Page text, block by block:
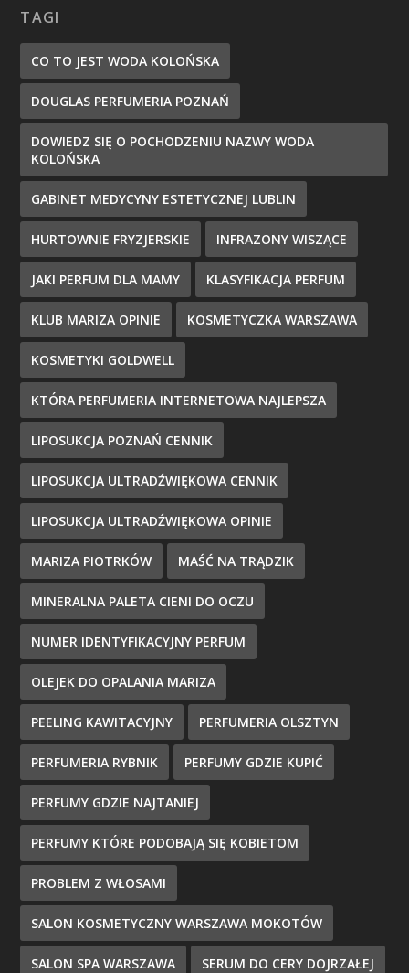
TAGI
CO TO JEST WODA KOLOŃSKA
DOUGLAS PERFUMERIA POZNAŃ
DOWIEDZ SIĘ O POCHODZENIU NAZWY WODA
KOLOŃSKA
GABINET MEDYCYNY ESTETYCZNEJ LUBLIN
HURTOWNIE FRYZJERSKIE INFRAZONY WISZĄCE
JAKI PERFUM DLA MAMY KLASYFIKACJA PERFUM
KLUB MARIZA OPINIE KOSMETYCZKA WARSZAWA
KOSMETYKI GOLDWELL
KTÓRA PERFUMERIA INTERNETOWA NAJLEPSZA
LIPOSUKCJA POZNAŃ CENNIK
LIPOSUKCJA ULTRADŹWIĘKOWA CENNIK
LIPOSUKCJA ULTRADŹWIĘKOWA OPINIE
MARIZA PIOTRKÓW MAŚĆ NA TRĄDZIK
MINERALNA PALETA CIENI DO OCZU
NUMER IDENTYFIKACYJNY PERFUM
OLEJEK DO OPALANIA MARIZA
PEELING KAWITACYJNY PERFUMERIA OLSZTYN
PERFUMERIA RYBNIK PERFUMY GDZIE KUPIĆ
PERFUMY GDZIE NAJTANIEJ
PERFUMY KTÓRE PODOBAJĄ SIĘ KOBIETOM
PROBLEM Z WŁOSAMI
SALON KOSMETYCZNY WARSZAWA MOKOTÓW
SALON SPA WARSZAWA SERUM DO CERY DOJRZAŁEJ